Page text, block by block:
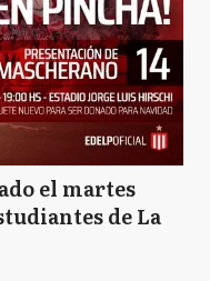
el martes
de La